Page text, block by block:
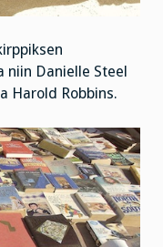
niin Danielle Steel
Harold Robbins.